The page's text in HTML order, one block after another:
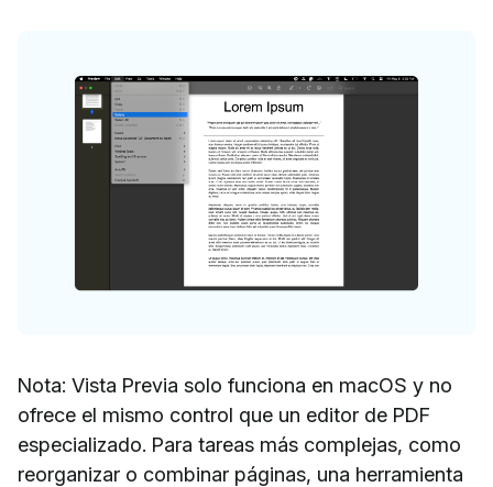
Nota: Vista Previa solo funciona en macOS y no
ofrece el mismo control que un editor de PDF
especializado. Para tareas más complejas, como
reorganizar o combinar páginas, una herramienta